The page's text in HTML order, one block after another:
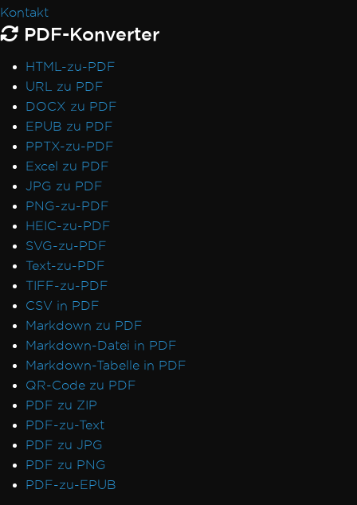
Kontakt
PDF-Konverter
HTML-zu-PDF
URL zu PDF
DOCX zu PDF
EPUB zu PDF
PPTX-zu-PDF
Excel zu PDF
JPG zu PDF
PNG-zu-PDF
HEIC-zu-PDF
SVG-zu-PDF
Text-zu-PDF
TIFF-zu-PDF
CSV in PDF
Markdown zu PDF
Markdown-Datei in PDF
Markdown-Tabelle in PDF
QR-Code zu PDF
PDF zu ZIP
PDF-zu-Text
PDF zu JPG
PDF zu PNG
PDF-zu-EPUB